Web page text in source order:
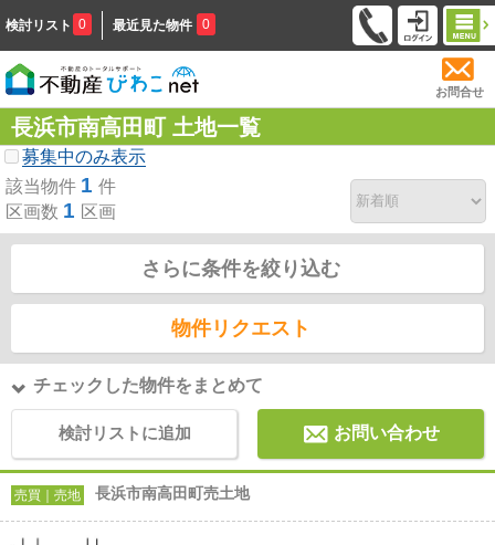
検討リスト 0 最近見た物件 0
お問合せ
長浜市南高田町 土地一覧
募集中のみ表示
該当物件 1 件
区画数 1 区画
さらに条件を絞り込む
物件リクエスト
チェックした物件をまとめて
検討リストに追加 お問い合わせ
売買｜売地 長浜市南高田町売土地